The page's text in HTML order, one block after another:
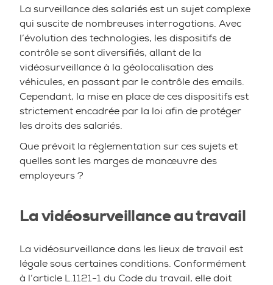
La surveillance des salariés est un sujet complexe
qui suscite de nombreuses interrogations. Avec
l’évolution des technologies, les dispositifs de
contrôle se sont diversifiés, allant de la
vidéosurveillance à la géolocalisation des
véhicules, en passant par le contrôle des emails.
Cependant, la mise en place de ces dispositifs est
strictement encadrée par la loi afin de protéger
les droits des salariés.
Que prévoit la règlementation sur ces sujets et
quelles sont les marges de manœuvre des
employeurs ?
La vidéosurveillance au travail
La vidéosurveillance dans les lieux de travail est
légale sous certaines conditions. Conformément
à l’article L.1121-1 du Code du travail, elle doit